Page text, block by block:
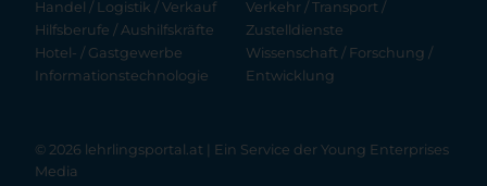
Handel / Logistik / Verkauf
Hilfsberufe / Aushilfskräfte
Hotel- / Gastgewerbe
Informationstechnologie
Verkehr / Transport /
Zustelldienste
Wissenschaft / Forschung /
Entwicklung
© 2026 lehrlingsportal.at | Ein Service der Young Enterprises
Media